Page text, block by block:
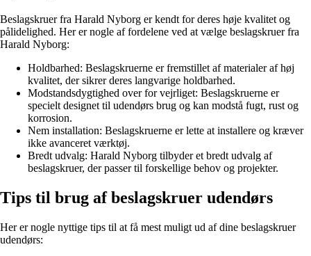
Beslagskruer fra Harald Nyborg er kendt for deres høje kvalitet og
pålidelighed. Her er nogle af fordelene ved at vælge beslagskruer fra
Harald Nyborg:
Holdbarhed: Beslagskruerne er fremstillet af materialer af høj
kvalitet, der sikrer deres langvarige holdbarhed.
Modstandsdygtighed over for vejrliget: Beslagskruerne er
specielt designet til udendørs brug og kan modstå fugt, rust og
korrosion.
Nem installation: Beslagskruerne er lette at installere og kræver
ikke avanceret værktøj.
Bredt udvalg: Harald Nyborg tilbyder et bredt udvalg af
beslagskruer, der passer til forskellige behov og projekter.
Tips til brug af beslagskruer udendørs
Her er nogle nyttige tips til at få mest muligt ud af dine beslagskruer
udendørs: